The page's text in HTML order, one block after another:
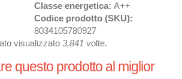
Classe energetica:A++
Codice prodotto (SKU):
8034105780927
visualizzato 3,841 volte.
questo prodotto al miglior